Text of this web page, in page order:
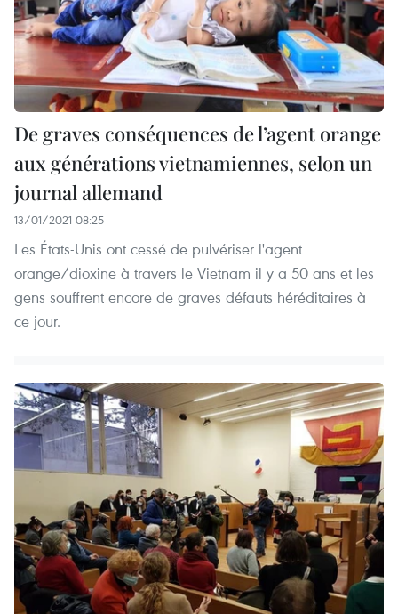
De graves conséquences de l’agent orange
aux générations vietnamiennes, selon un
journal allemand
13/01/2021 08:25
Les États-Unis ont cessé de pulvériser l'agent
orange/dioxine à travers le Vietnam il y a 50 ans et les
gens souffrent encore de graves défauts héréditaires à
ce jour.